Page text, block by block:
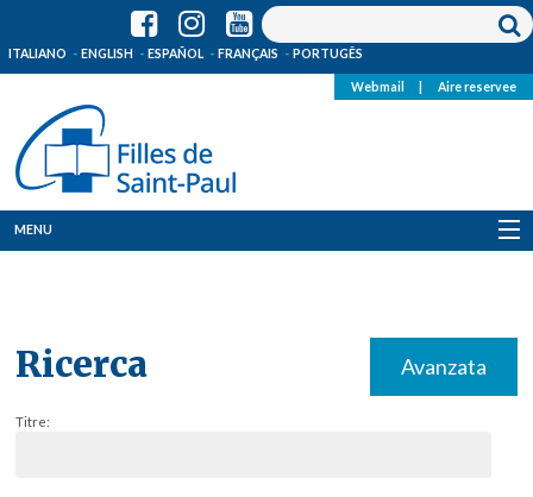
ITALIANO ENGLISH ESPAÑOL FRANÇAIS PORTUGÊS
Webmail Aire reservee
MENU
Ricerca Avanzata
Titre: